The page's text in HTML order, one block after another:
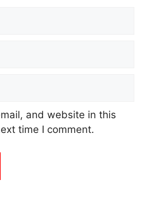
and website in this
time I comment.